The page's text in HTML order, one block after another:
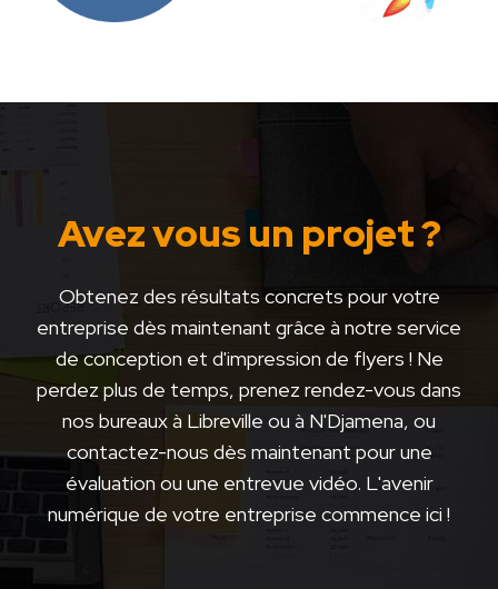
Avez vous un projet ?
Obtenez des résultats concrets pour votre
entreprise dès maintenant grâce à notre service
de conception et d'impression de flyers ! Ne
perdez plus de temps, prenez rendez-vous dans
nos bureaux à Libreville ou à N'Djamena, ou
contactez-nous dès maintenant pour une
évaluation ou une entrevue vidéo. L'avenir
numérique de votre entreprise commence ici !